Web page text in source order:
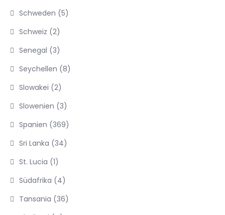
Schweden (5)
Schweiz (2)
Senegal (3)
Seychellen (8)
Slowakei (2)
Slowenien (3)
Spanien (369)
Sri Lanka (34)
St. Lucia (1)
Südafrika (4)
Tansania (36)